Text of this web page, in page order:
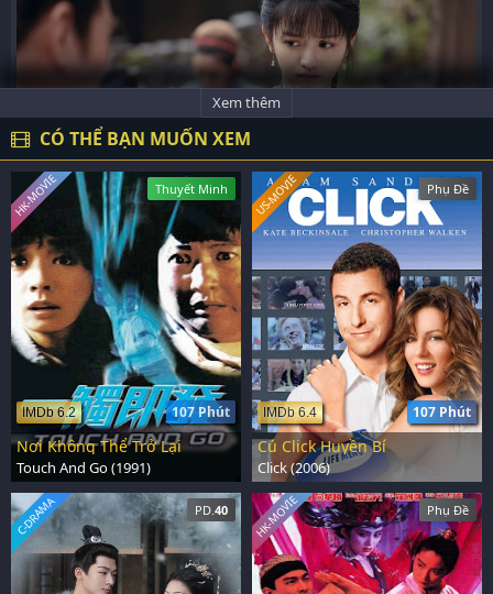
Xem thêm
CÓ THỂ BẠN MUỐN XEM
Thuyết Minh
107 Phút
IMDb 6.2
HK-MOVIE
Nơi Không Thể Trở Lại
Touch And Go (1991)
Phụ Đề
107 Phút
IMDb 6.4
US-MOVIE
Cú Click Huyền Bí
Click (2006)
PD. 40
C-DRAMA Phụ Đề
HK-MOVIE